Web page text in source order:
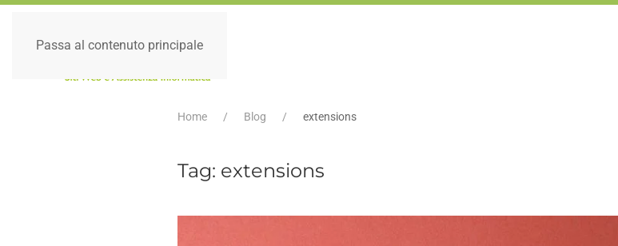
Passa al contenuto principale
Home Blog extensions
Tag: extensions